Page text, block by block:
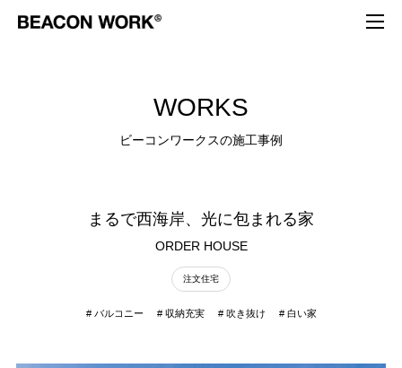
WORKS
ビーコ ンワーク スの施工事例
まるで西海岸、光に包まれる家
ORDER HOUSE
注文住宅
バルコニー 収納充実 吹き抜け 白い家